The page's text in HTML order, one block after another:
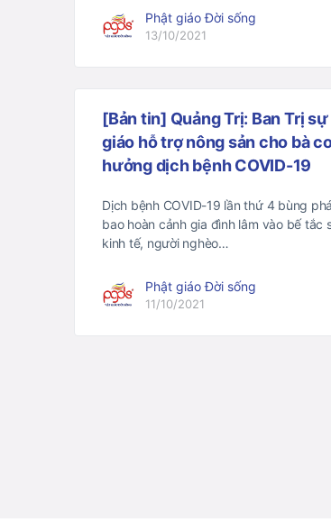
Phật giáo Đời sống
13/10/2021
[Bản tin] Quảng Trị: Ban Trị
giáo hỗ trợ nông sản cho bà
hưởng dịch bệnh COVID-19
Dịch bệnh COVID-19 lần thứ 4 bùng
bao hoàn cảnh gia đình lâm vào bế tắc
kinh tế, người nghèo…
Phật giáo Đời sống
11/10/2021